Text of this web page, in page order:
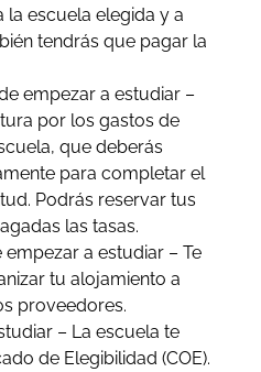
escuela elegida y a
tendrás que pagar la
empezar a estudiar –
por los gastos de
que deberás
para completar el
Podrás reservar tus
las tasas.
empezar a estudiar – Te
tu alojamiento a
proveedores.
– La escuela te
de Elegibilidad (COE).